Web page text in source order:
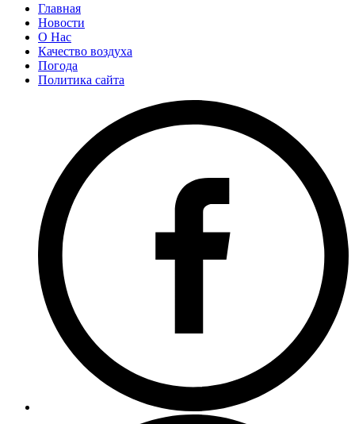
Главная
Новости
О Нас
Качество воздуха
Погода
Политика сайта